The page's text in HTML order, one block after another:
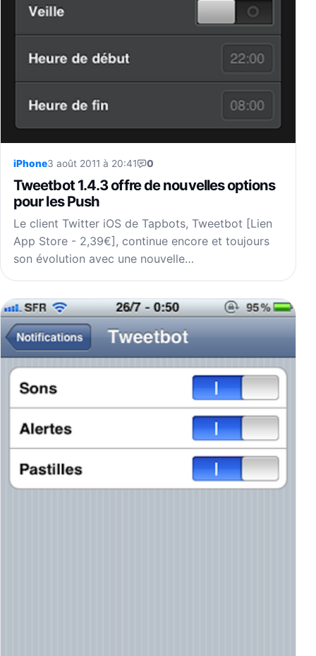
iPhone3 août 2011 à 20:41 0
Tweetbot 1.4.3 offre de nouvelles options
pour les Push
Le client Twitter iOS de Tapbots, Tweetbot [Lien
App Store - 2,39€], continue encore et toujours
son évolution avec une nouvelle…